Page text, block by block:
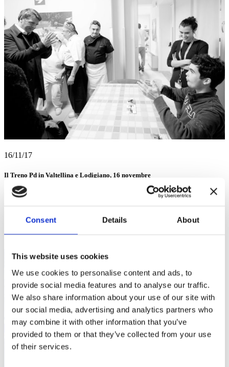
Consent Details About
This website uses cookies
We use cookies to personalise content and ads, to
provide social media features and to analyse our traffic.
We also share information about your use of our site with
our social media, advertising and analytics partners who
may combine it with other information that you’ve
provided to them or that they’ve collected from your use
of their services.
16/11/17
Il Treno Pd in Valtellina e Lodigiano, 16 novembre
“In questo periodo mi hanno accusato di essere membro di...